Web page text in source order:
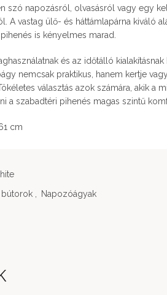
szó napozásról, olvasásról vagy egy
A vastag ülő- és háttámlapárna kiváló
is kényelmes marad.
és az időtálló
nemcsak praktikus, hanem kertje
választás azok számára, akik a
a szabadtéri pihenés magas szintű
cm
bútorok Napozóágyak